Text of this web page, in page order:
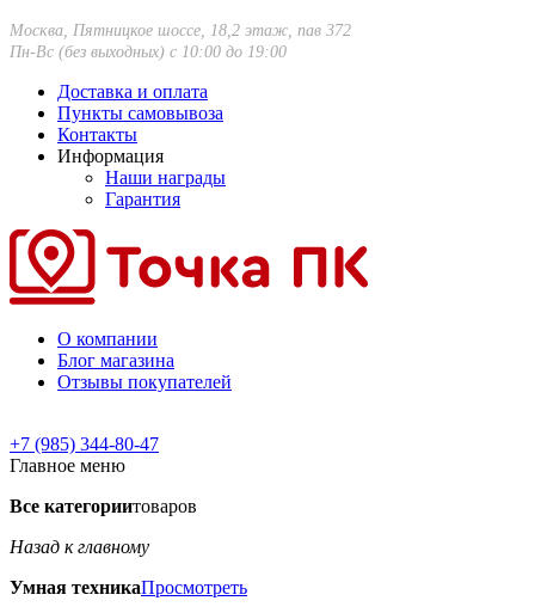
Москва, Пятницкое шоссе, 18,2 этаж, пав 372
Пн-Вс (без выходных) с 10:00 до 19:00
Доставка и оплата
Пункты самовывоза
Контакты
Информация
Наши награды
Гарантия
О компании
Блог магазина
Отзывы покупателей
+7 (985) 344-80-47
Главное меню
Все категориитоваров
Назад к главному
Умная техникаПросмотреть